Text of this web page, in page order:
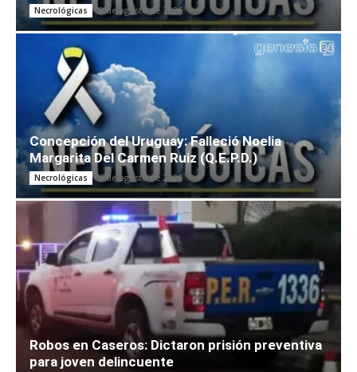
Necrológicas 8 de agosto de 2026
Concepción del Uruguay: Falleció Noelia
Margarita Del Carmen Ruiz (Q.E.P.D.)
Necrológicas 6 de agosto de 2026
Robos en Caseros: Dictaron prisión preventiva
para joven delincuente